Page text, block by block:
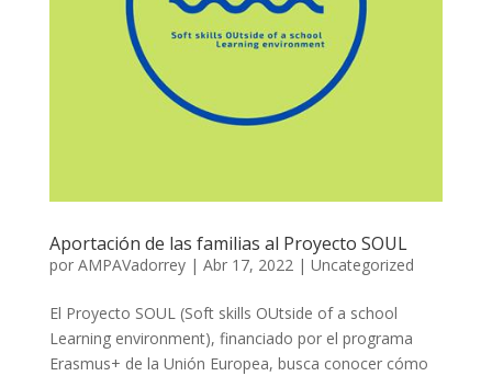
Aportación de las familias al Proyecto SOUL
por AMPAVadorrey| Abr 17, 2022| Uncategorized
El Proyecto SOUL (Soft skills OUtside of a school
Learning environment), financiado por el programa
Erasmus+ de la Unión Europea, busca conocer cómo